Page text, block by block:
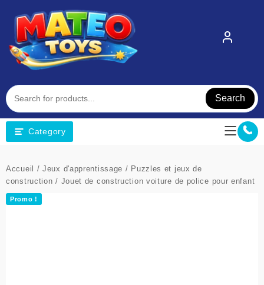
content
Search
Category
Accueil /Jeux d'apprentissage / Puzzles et jeux de
construction / Jouet de construction voiture de police pour enfant
Promo !